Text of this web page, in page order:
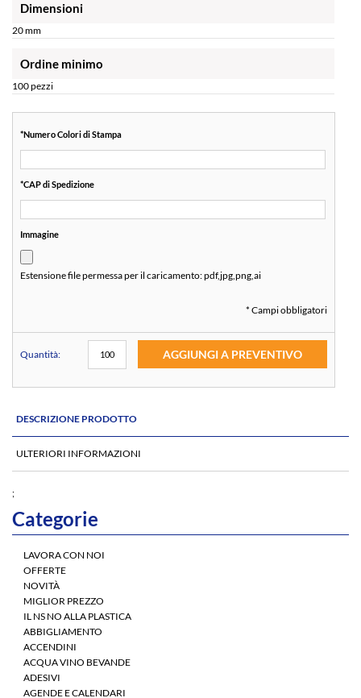
Dimensioni
20 mm
Ordine minimo
100 pezzi
*Numero Colori di Stampa
*CAP di Spedizione
Immagine
Estensione file permessa per il caricamento:pdf,jpg,png,ai
* Campi obbligatori
Quantità: AGGIUNGI A PREVENTIVO
DESCRIZIONE PRODOTTO
ULTERIORI INFORMAZIONI
;
Categorie
LAVORA CON NOI
OFFERTE
NOVITÀ
MIGLIOR PREZZO
IL NS NO ALLA PLASTICA
ABBIGLIAMENTO
ACCENDINI
ACQUA VINO BEVANDE
ADESIVI
AGENDE E CALENDARI